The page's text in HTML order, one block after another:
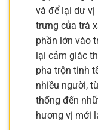
và để lại dư vị
trưng của trà
phần lớn vào
lại cảm giác
pha trộn tinh
nhiều người,
thống đến
hương vị mới